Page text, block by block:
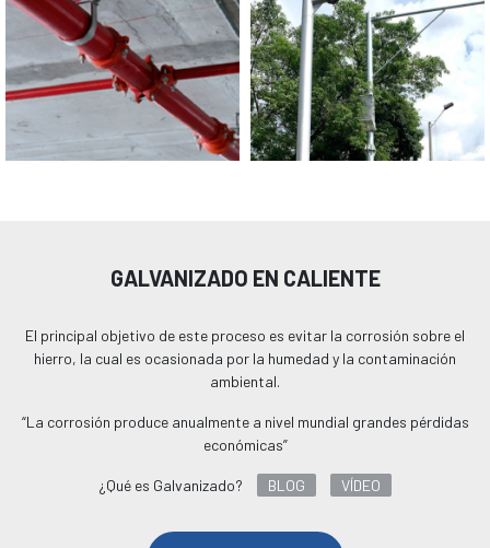
GALVANIZADO EN CALIENTE
El principal objetivo de este proceso es evitar la corrosión sobre el
hierro, la cual es ocasionada por la humedad y la contaminación
ambiental.
“La corrosión produce anualmente a nivel mundial grandes pérdidas
económicas”
¿Qué es Galvanizado? BLOG VÍDEO